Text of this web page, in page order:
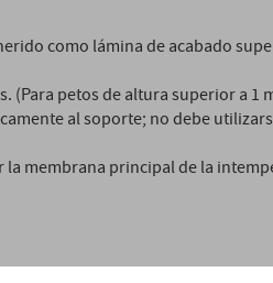
como lámina de acabado
(Para petos de altura superior a 1
al soporte; no debe
la membrana principal de la